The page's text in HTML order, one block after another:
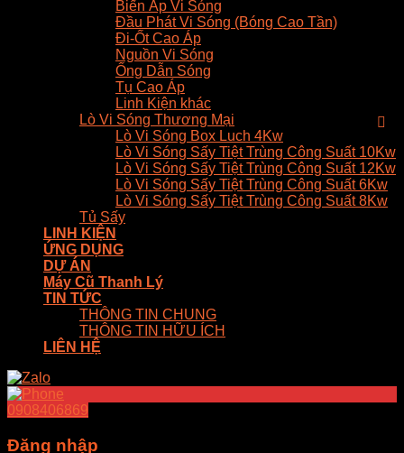
Biến Áp Vi Sóng
Đầu Phát Vi Sóng (Bóng Cao Tần)
Đi-Ốt Cao Áp
Nguồn Vi Sóng
Ống Dẫn Sóng
Tụ Cao Áp
Linh Kiện khác
Lò Vi Sóng Thương Mại
Lò Vi Sóng Box Luch 4Kw
Lò Vi Sóng Sấy Tiệt Trùng Công Suất 10Kw
Lò Vi Sóng Sấy Tiệt Trùng Công Suất 12Kw
Lò Vi Sóng Sấy Tiệt Trùng Công Suất 6Kw
Lò Vi Sóng Sấy Tiệt Trùng Công Suất 8Kw
Tủ Sấy
LINH KIỆN
ỨNG DỤNG
DỰ ÁN
Máy Cũ Thanh Lý
TIN TỨC
THÔNG TIN CHUNG
THÔNG TIN HỮU ÍCH
LIÊN HỆ
0908406869
Đăng nhập